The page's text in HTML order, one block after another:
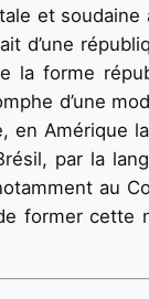
et soudaine
d’une
la forme
d’une
en Amérique
par la
au
former cette